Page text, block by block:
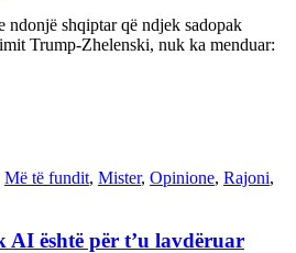
shqiptar që ndjek sadopak
Trump-Zhelenski, nuk ka menduar:
Më të fundit, Mister, Opinione, Rajoni,
AI është për t’u lavdëruar